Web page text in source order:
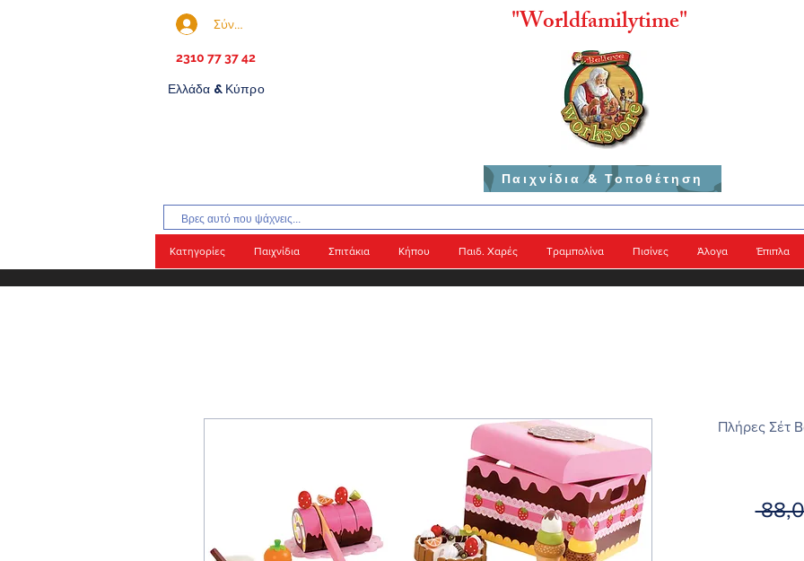
Σύνδεση
2310 77 37 42
Ελλάδα & Κύπρο
"Worldfamilytime"
Παιχνίδια & Τοποθέτηση
Κατηγορίες Παιχνίδια Σπιτάκια Κήπου Παιδ. Χαρές Τραμπολίνα Πισίνες Άλογα Έπιπλα
Πλήρες Σέτ